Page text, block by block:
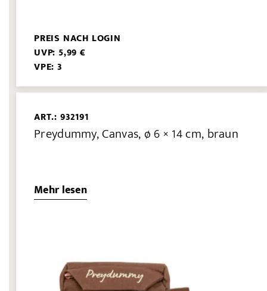
PREIS NACH LOGIN
UVP: 5,99 €
VPE: 3
ART.: 932191
Preydummy, Canvas, ø 6 × 14 cm, braun
Mehr lesen